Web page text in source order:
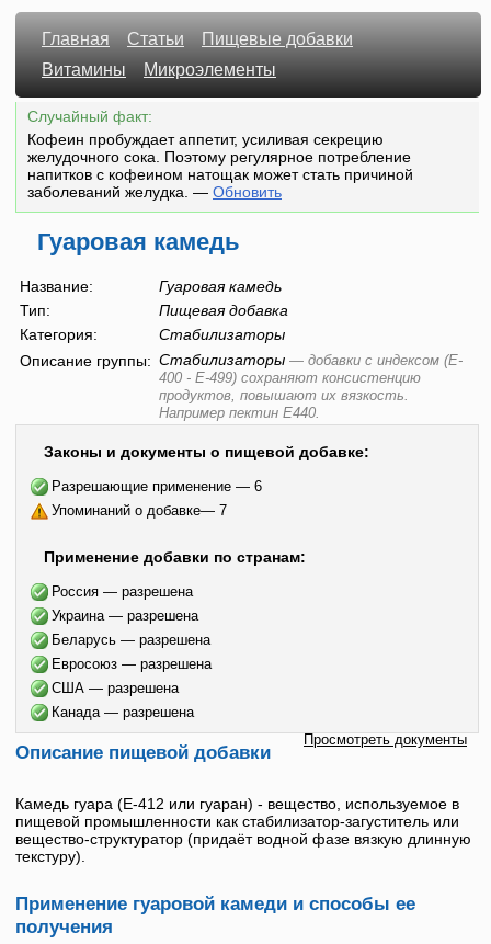
Главная Статьи
Пищевые добавки
Витамины
Микроэлементы
Случайный факт:
Кофеин пробуждает аппетит, усиливая секрецию
желудочного сока. Поэтому регулярное потребление
напитков с кофеином натощак может стать причиной
заболеваний желудка. — Обновить
Гуаровая камедь
Название:
Гуаровая камедь
Тип:
Пищевая добавка
Категория:
Стабилизаторы
Описание группы: Стабилизаторы — добавки с индексом (E-
400 - E-499) сохраняют консистенцию
продуктов, повышают их вязкость.
Например пектин E440.
Законы и документы о пищевой добавке:
Разрешающие применение — 6
Упоминаний о добавке— 7
Применение добавки по странам:
Россия — разрешена
Украина — разрешена
Беларусь — разрешена
Евросоюз — разрешена
США — разрешена
Канада — разрешена
Просмотреть документы
Описание пищевой добавки
Камедь гуара (E-412 или гуаран) - вещество, используемое в
пищевой промышленности как стабилизатор-загуститель или
вещество-структуратор (придаёт водной фазе вязкую длинную
текстуру).
Применение гуаровой камеди и способы ее
получения